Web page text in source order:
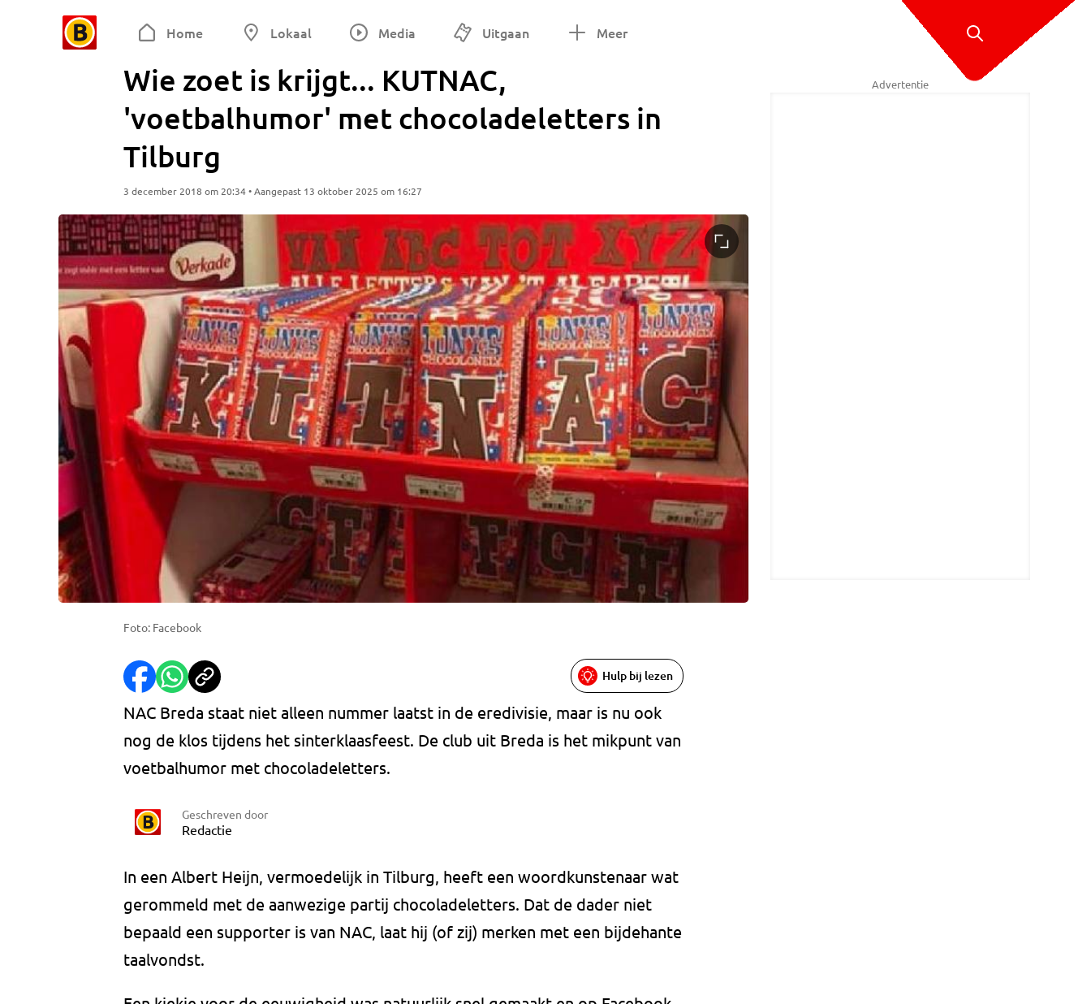
Home Lokaal Media Uitgaan Meer
Wie zoet is krijgt... KUTNAC,
'voetbalhumor' met chocoladeletters in
Tilburg
3 december 2018 om 20:34 • Aangepast 13 oktober 2025 om 16:27
Foto: Facebook
Hulp bij lezen
NAC Breda staat niet alleen nummer laatst in de eredivisie, maar is nu ook
nog de klos tijdens het sinterklaasfeest. De club uit Breda is het mikpunt van
voetbalhumor met chocoladeletters.
Geschreven door
Redactie
In een Albert Heijn, vermoedelijk in Tilburg, heeft een woordkunstenaar wat
gerommeld met de aanwezige partij chocoladeletters. Dat de dader niet
bepaald een supporter is van NAC, laat hij (of zij) merken met een bijdehante
taalvondst.
Advertentie